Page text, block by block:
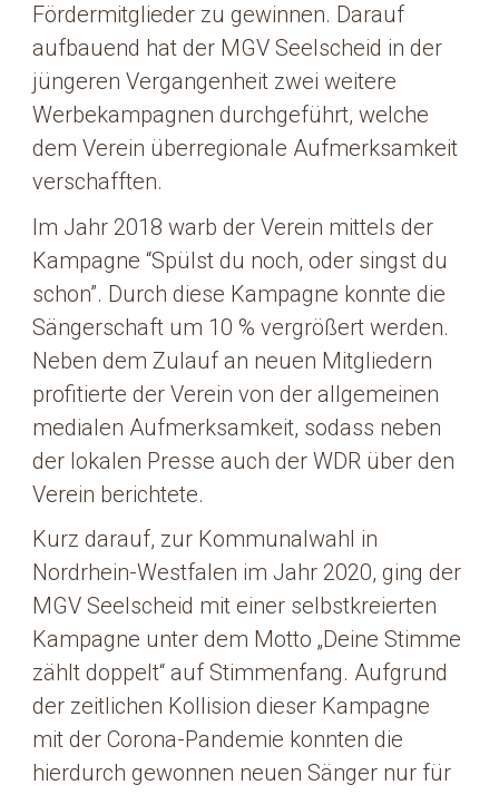
Fördermitglieder zu gewinnen. Darauf
aufbauend hat der MGV Seelscheid in der
jüngeren Vergangenheit zwei weitere
Werbekampagnen durchgeführt, welche
dem Verein überregionale Aufmerksamkeit
verschafften.
Im Jahr 2018 warb der Verein mittels der
Kampagne “Spülst du noch, oder singst du
schon”. Durch diese Kampagne konnte die
Sängerschaft um 10 % vergrößert werden.
Neben dem Zulauf an neuen Mitgliedern
profitierte der Verein von der allgemeinen
medialen Aufmerksamkeit, sodass neben
der lokalen Presse auch der WDR über den
Verein berichtete.
Kurz darauf, zur Kommunalwahl in
Nordrhein-Westfalen im Jahr 2020, ging der
MGV Seelscheid mit einer selbstkreierten
Kampagne unter dem Motto „Deine Stimme
zählt doppelt“ auf Stimmenfang. Aufgrund
der zeitlichen Kollision dieser Kampagne
mit der Corona-Pandemie konnten die
hierdurch gewonnen neuen Sänger nur für